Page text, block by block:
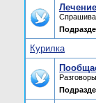
Курилка